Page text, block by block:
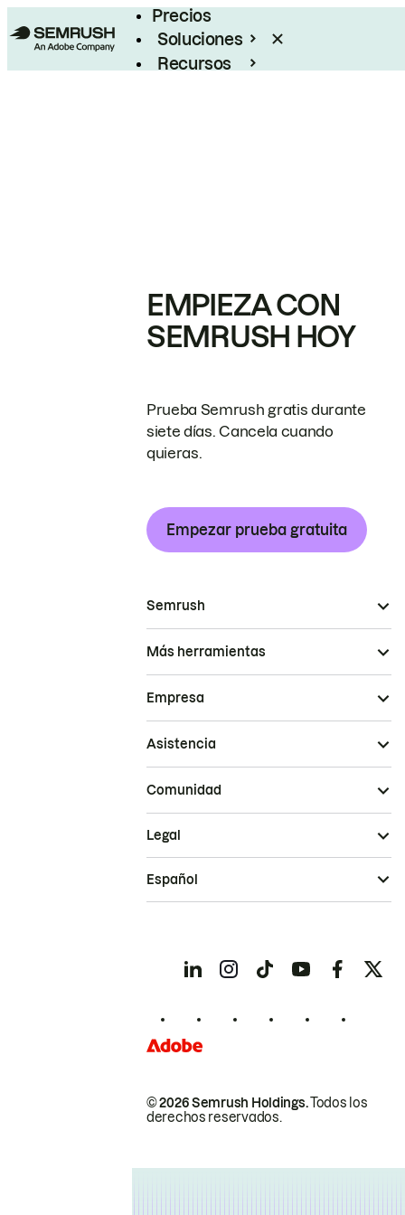
Precios
Soluciones
Recursos
EMPIEZA CON
SEMRUSH HOY
Prueba Semrush gratis durante
siete días. Cancela cuando
quieras.
Empezar prueba gratuita
Semrush
Más herramientas
Empresa
Asistencia
Comunidad
© 2026 Semrush Holdings.Todos los
derechos reservados.
Legal
Español